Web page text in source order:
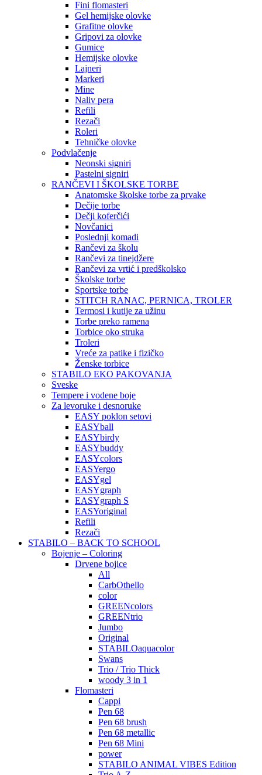
Fini flomasteri
Gel hemijske olovke
Grafitne olovke
Gripovi za olovke
Gumice
Hemijske olovke
Lajneri
Markeri
Mine
Naliv pera
Refili
Rezači
Roleri
Tehničke olovke
Podvlačenje
Neonski signiri
Pastelni signiri
RANČEVI I ŠKOLSKE TORBE
Anatomske školske torbe za prvake
Dečije torbe
Dečji koferčići
Novčanici
Poslednji komadi
Rančevi za školu
Rančevi za tinejdžere
Rančevi za vrtić i predškolsko
Školske torbe
Sportske torbe
STITCH RANAC, PERNICA, TROLER
Termosi i kutije za užinu
Torbe preko ramena
Torbice oko struka
Troleri
Vreće za patike i fizičko
Ženske torbice
STABILO EKO PAKOVANJA
Sveske
Tempere i vodene boje
Za levoruke i desnoruke
EASY poklon setovi
EASYball
EASYbirdy
EASYbuddy
EASYcolors
EASYergo
EASYgel
EASYgraph
EASYgraph S
EASYoriginal
Refili
Rezači
STABILO – BACK TO SCHOOL
Bojenje – Coloring
Drvene bojice
All
CarbOthello
color
GREENcolors
GREENtrio
Jumbo
Original
STABILOaquacolor
Swans
Trio / Trio Thick
woody 3 in 1
Flomasteri
Cappi
Pen 68
Pen 68 brush
Pen 68 metallic
Pen 68 Mini
power
STABILO ANIMAL VIBES Edition